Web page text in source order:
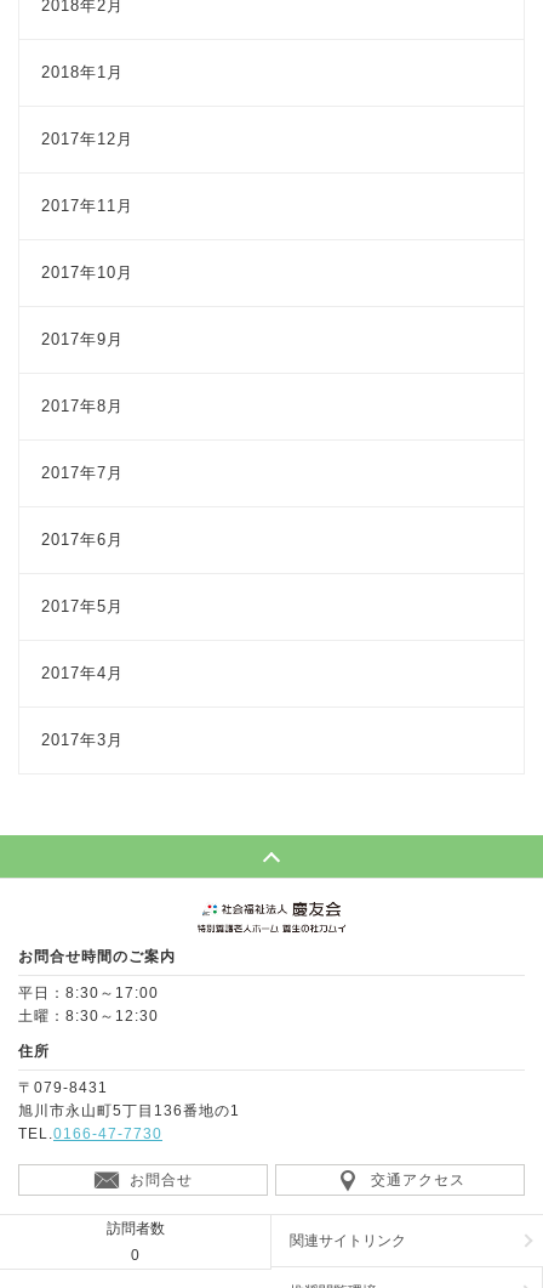
2018年2月
2018年1月
2017年12月
2017年11月
2017年10月
2017年9月
2017年8月
2017年7月
2017年6月
2017年5月
2017年4月
2017年3月
お問合せ時間のご案内
平日：8:30～17:00
土曜：8:30～12:30
住所
〒079-8431
旭川市永山町5丁目136番地の1
TEL.0166-47-7730
お問合せ 交通アクセス
訪問者数
0
関連サイトリンク